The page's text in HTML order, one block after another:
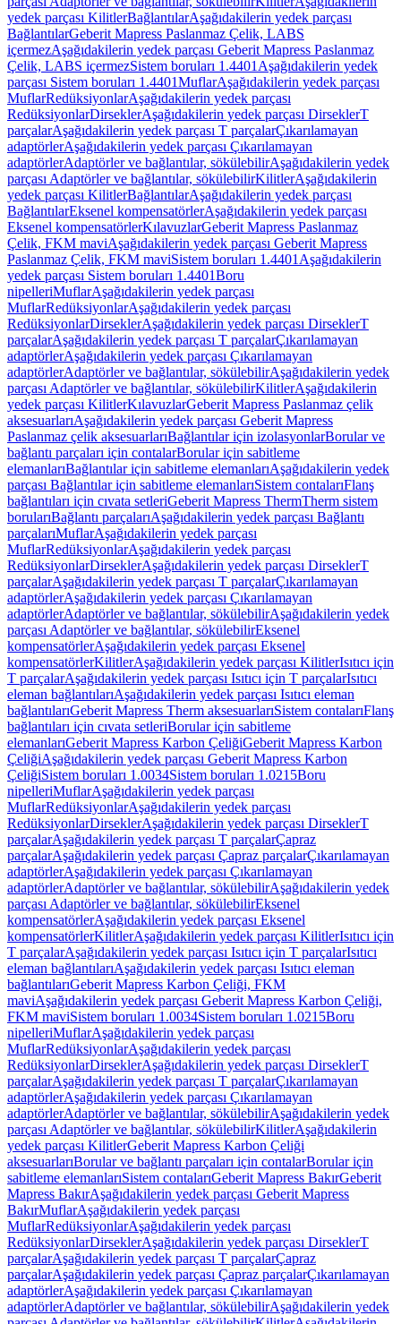
yedek parçası KilitlerBağlantılarAşağıdakilerin yedek parçası
BağlantılarGeberit Mapress Paslanmaz Çelik, LABS
içermezAşağıdakilerin yedek parçası Geberit Mapress Paslanmaz
Çelik, LABS içermezSistem boruları 1.4401 Aşağıdakilerin yedek
parçası Sistem boruları 1.4401MuflarAşağıdakilerin yedek parçası
MuflarRedüksiyonlarAşağıdakilerin yedek parçası
RedüksiyonlarDirseklerAşağıdakilerin yedek parçası DirseklerT
parçalarAşağıdakilerin yedek parçası T parçalarÇıkarılamayan
adaptörlerAşağıdakilerin yedek parçası Çıkarılamayan
adaptörlerAdaptörler ve bağlantılar, sökülebilirAşağıdakilerin yedek
parçası Adaptörler ve bağlantılar, sökülebilirKilitlerAşağıdakilerin
yedek parçası KilitlerBağlantılarAşağıdakilerin yedek parçası
BağlantılarEksenel kompensatörlerAşağıdakilerin yedek parçası
Eksenel kompensatörlerKılavuzlarGeberit Mapress Paslanmaz
Çelik, FKM maviAşağıdakilerin yedek parçası Geberit Mapress
Paslanmaz Çelik, FKM maviSistem boruları 1.4401 Aşağıdakilerin
yedek parçası Sistem boruları 1.4401Boru
nipelleriMuflarAşağıdakilerin yedek parçası
MuflarRedüksiyonlarAşağıdakilerin yedek parçası
RedüksiyonlarDirseklerAşağıdakilerin yedek parçası DirseklerT
parçalarAşağıdakilerin yedek parçası T parçalarÇıkarılamayan
adaptörlerAşağıdakilerin yedek parçası Çıkarılamayan
adaptörlerAdaptörler ve bağlantılar, sökülebilirAşağıdakilerin yedek
parçası Adaptörler ve bağlantılar, sökülebilirKilitlerAşağıdakilerin
yedek parçası KilitlerKılavuzlarGeberit Mapress Paslanmaz çelik
aksesuarlarıAşağıdakilerin yedek parçası Geberit Mapress
Paslanmaz çelik aksesuarlarıBağlantılar için izolasyonlarBorular ve
bağlantı parçaları için contalarBorular için sabitleme
elemanlarıBağlantılar için sabitleme elemanlarıAşağıdakilerin yedek
parçası Bağlantılar için sabitleme elemanlarıSistem contalarıFlanş
bağlantıları için cıvata setleriGeberit Mapress ThermTherm sistem
borularıBağlantı parçalarıAşağıdakilerin yedek parçası Bağlantı
parçalarıMuflarAşağıdakilerin yedek parçası
MuflarRedüksiyonlarAşağıdakilerin yedek parçası
RedüksiyonlarDirseklerAşağıdakilerin yedek parçası DirseklerT
parçalarAşağıdakilerin yedek parçası T parçalarÇıkarılamayan
adaptörlerAşağıdakilerin yedek parçası Çıkarılamayan
adaptörlerAdaptörler ve bağlantılar, sökülebilirAşağıdakilerin yedek
parçası Adaptörler ve bağlantılar, sökülebilirEksenel
kompensatörlerAşağıdakilerin yedek parçası Eksenel
kompensatörlerKilitlerAşağıdakilerin yedek parçası KilitlerIsıtıcı için
T parçalarAşağıdakilerin yedek parçası Isıtıcı için T parçalarIsıtıcı
eleman bağlantılarıAşağıdakilerin yedek parçası Isıtıcı eleman
bağlantılarıGeberit Mapress Therm aksesuarlarıSistem contalarıFlanş
bağlantıları için cıvata setleriBorular için sabitleme
elemanlarıGeberit Mapress Karbon ÇeliğiGeberit Mapress Karbon
ÇeliğiAşağıdakilerin yedek parçası Geberit Mapress Karbon
ÇeliğiSistem boruları 1.0034Sistem boruları 1.0215Boru
nipelleriMuflarAşağıdakilerin yedek parçası
MuflarRedüksiyonlarAşağıdakilerin yedek parçası
RedüksiyonlarDirseklerAşağıdakilerin yedek parçası DirseklerT
parçalarAşağıdakilerin yedek parçası T parçalarÇapraz
parçalarAşağıdakilerin yedek parçası Çapraz parçalarÇıkarılamayan
adaptörlerAşağıdakilerin yedek parçası Çıkarılamayan
adaptörlerAdaptörler ve bağlantılar, sökülebilirAşağıdakilerin yedek
parçası Adaptörler ve bağlantılar, sökülebilirEksenel
kompensatörlerAşağıdakilerin yedek parçası Eksenel
kompensatörlerKilitlerAşağıdakilerin yedek parçası KilitlerIsıtıcı için
T parçalarAşağıdakilerin yedek parçası Isıtıcı için T parçalarIsıtıcı
eleman bağlantılarıAşağıdakilerin yedek parçası Isıtıcı eleman
bağlantılarıGeberit Mapress Karbon Çeliği, FKM
maviAşağıdakilerin yedek parçası Geberit Mapress Karbon Çeliği,
FKM maviSistem boruları 1.0034Sistem boruları 1.0215Boru
nipelleriMuflarAşağıdakilerin yedek parçası
MuflarRedüksiyonlarAşağıdakilerin yedek parçası
RedüksiyonlarDirseklerAşağıdakilerin yedek parçası DirseklerT
parçalarAşağıdakilerin yedek parçası T parçalarÇıkarılamayan
adaptörlerAşağıdakilerin yedek parçası Çıkarılamayan
adaptörlerAdaptörler ve bağlantılar, sökülebilirAşağıdakilerin yedek
parçası Adaptörler ve bağlantılar, sökülebilirKilitlerAşağıdakilerin
yedek parçası KilitlerGeberit Mapress Karbon Çeliği
aksesuarlarıBorular ve bağlantı parçaları için contalarBorular için
sabitleme elemanlarıSistem contalarıGeberit Mapress BakırGeberit
Mapress BakırAşağıdakilerin yedek parçası Geberit Mapress
BakırMuflarAşağıdakilerin yedek parçası
MuflarRedüksiyonlarAşağıdakilerin yedek parçası
RedüksiyonlarDirseklerAşağıdakilerin yedek parçası DirseklerT
parçalarAşağıdakilerin yedek parçası T parçalarÇapraz
parçalarAşağıdakilerin yedek parçası Çapraz parçalarÇıkarılamayan
adaptörlerAşağıdakilerin yedek parçası Çıkarılamayan
adaptörlerAdaptörler ve bağlantılar, sökülebilirAşağıdakilerin yedek